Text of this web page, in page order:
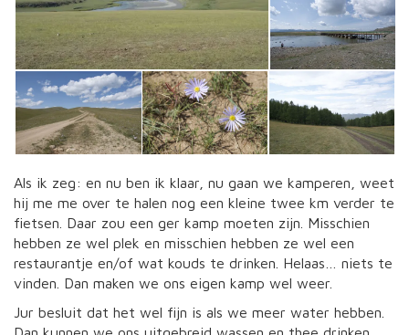
Als ik zeg: en nu ben ik klaar, nu gaan we kamperen, weet
hij me me over te halen nog een kleine twee km verder te
fietsen. Daar zou een ger kamp moeten zijn. Misschien
hebben ze wel plek en misschien hebben ze wel een
restaurantje en/of wat kouds te drinken. Helaas… niets te
vinden. Dan maken we ons eigen kamp wel weer.
Jur besluit dat het wel fijn is als we meer water hebben.